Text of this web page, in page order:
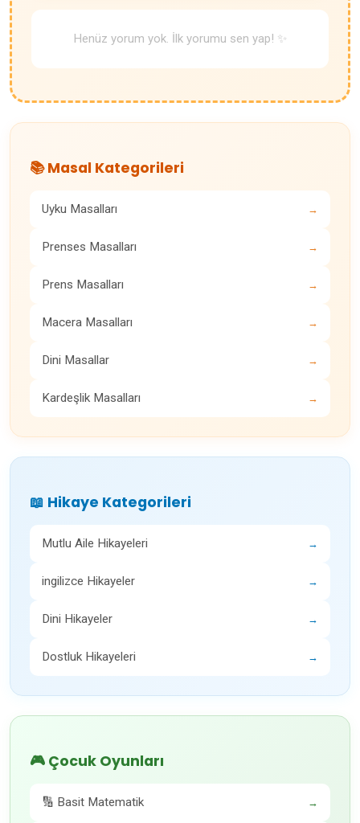
Henüz yorum yok. İlk yorumu sen yap! ✨
📚 Masal Kategorileri
Uyku Masalları →
Prenses Masalları →
Prens Masalları →
Macera Masalları →
Dini Masallar →
Kardeşlik Masalları →
📖 Hikaye Kategorileri
Mutlu Aile Hikayeleri →
ingilizce Hikayeler →
Dini Hikayeler →
Dostluk Hikayeleri →
🎮 Çocuk Oyunları
🔢 Basit Matematik →